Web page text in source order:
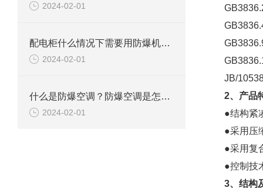
2024-02-01
配电柜什么情况下需要用防爆机柜空调？
2024-02-01
什么是防爆空调？防爆空调是怎么防爆的？
2024-02-01
JB/
2、产品
●结构紧
●采用压
●采用复
●控制技
3、结构